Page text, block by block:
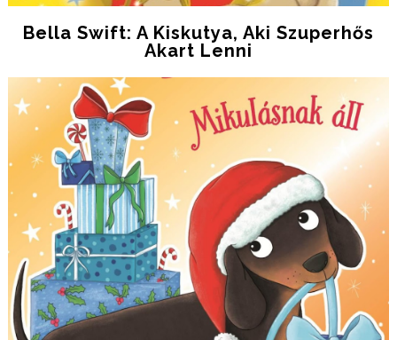
Bella Swift: A Kiskutya, Aki Szuperhős
Akart Lenni